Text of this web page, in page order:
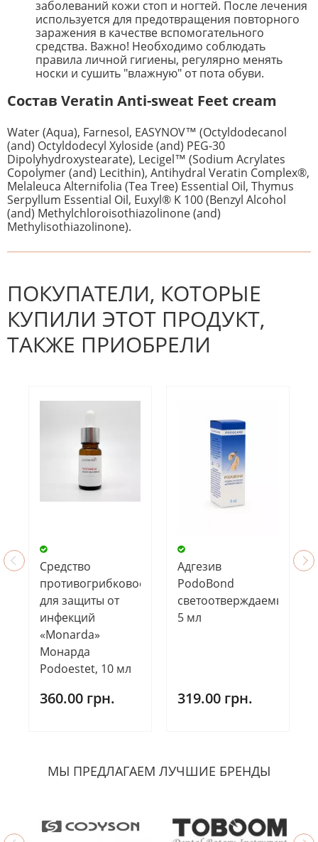
заболеваний кожи стоп и ногтей. После лечения
используется для предотвращения повторного
заражения в качестве вспомогательного
средства. Важно! Необходимо соблюдать
правила личной гигиены, регулярно менять
носки и сушить "влажную" от пота обуви.
Состав Veratin Anti-sweat Feet cream
Water (Aqua), Farnesol, EASYNOV™ (Octyldodecanol
(and) Octyldodecyl Xyloside (and) PEG-30
Dipolyhydroxystearate), Lecigel™ (Sodium Acrylates
Copolymer (and) Lecithin), Antihydral Veratin Complex®,
Melaleuca Alternifolia (Tea Tree) Essential Oil, Thymus
Serpyllum Essential Oil, Euxyl® K 100 (Benzyl Alcohol
(and) Methylchloroisothiazolinone (and)
Methylisothiazolinone).
К настоящему времени нет
отзыв.
ПОКУПАТЕЛИ, КОТОРЫЕ
КУПИЛИ ЭТОТ ПРОДУКТ,
ТАКЖЕ ПРИОБРЕЛИ
Средство
противогрибковое
для защиты от
инфекций
«Monarda»
Монарда
Podoestet, 10 мл
360.00 грн.
Адгезив
PodoBond
светоотверждаемый,
5 мл
319.00 грн.
МЫ ПРЕДЛАГАЕМ ЛУЧШИЕ БРЕНДЫ